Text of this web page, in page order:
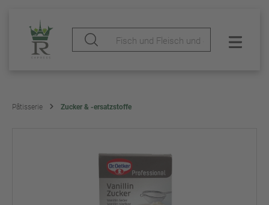
Pâtisserie Zucker & -ersatzstoffe